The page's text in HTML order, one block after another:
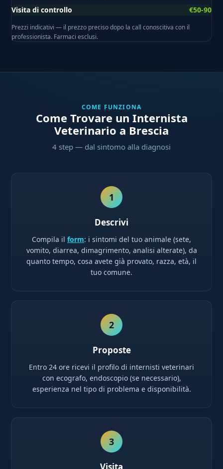
Visita di controllo
€50-90
Prezzi indicativi — il prezzo preciso dopo la call conoscitiva con il
professionista. Farmaci esclusi.
COME FUNZIONA
Come Trovare un Internista
Veterinario a Brescia
4 step — dal sintomo alla diagnosi
1
Descrivi
Compila il form: i sintomi del tuo animale (sete,
vomito, diarrea, dimagrimento, analisi alterate), da
quanto tempo, cosa avete già provato, razza, età, il
tuo comune.
2
Proposte
Entro 24 ore ricevi il profilo di internisti veterinari
con ecografo, endoscopio (se necessario),
esperienza nel tipo di problema e disponibilità.
3